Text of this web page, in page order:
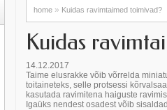
home » Kuidas ravimtaimed toimivad?
Kuidas
14.12.2017
Taime elusrakke võib võrrelda
toitaineteks, selle protsessi
kasutada ravimitena haiguste
Igaüks nendest osadest võib